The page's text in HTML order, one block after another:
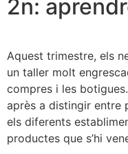
2n:
Aquest trimestre, els
un taller molt
compres i les
après a distingir entre
els diferents
productes que s’hi